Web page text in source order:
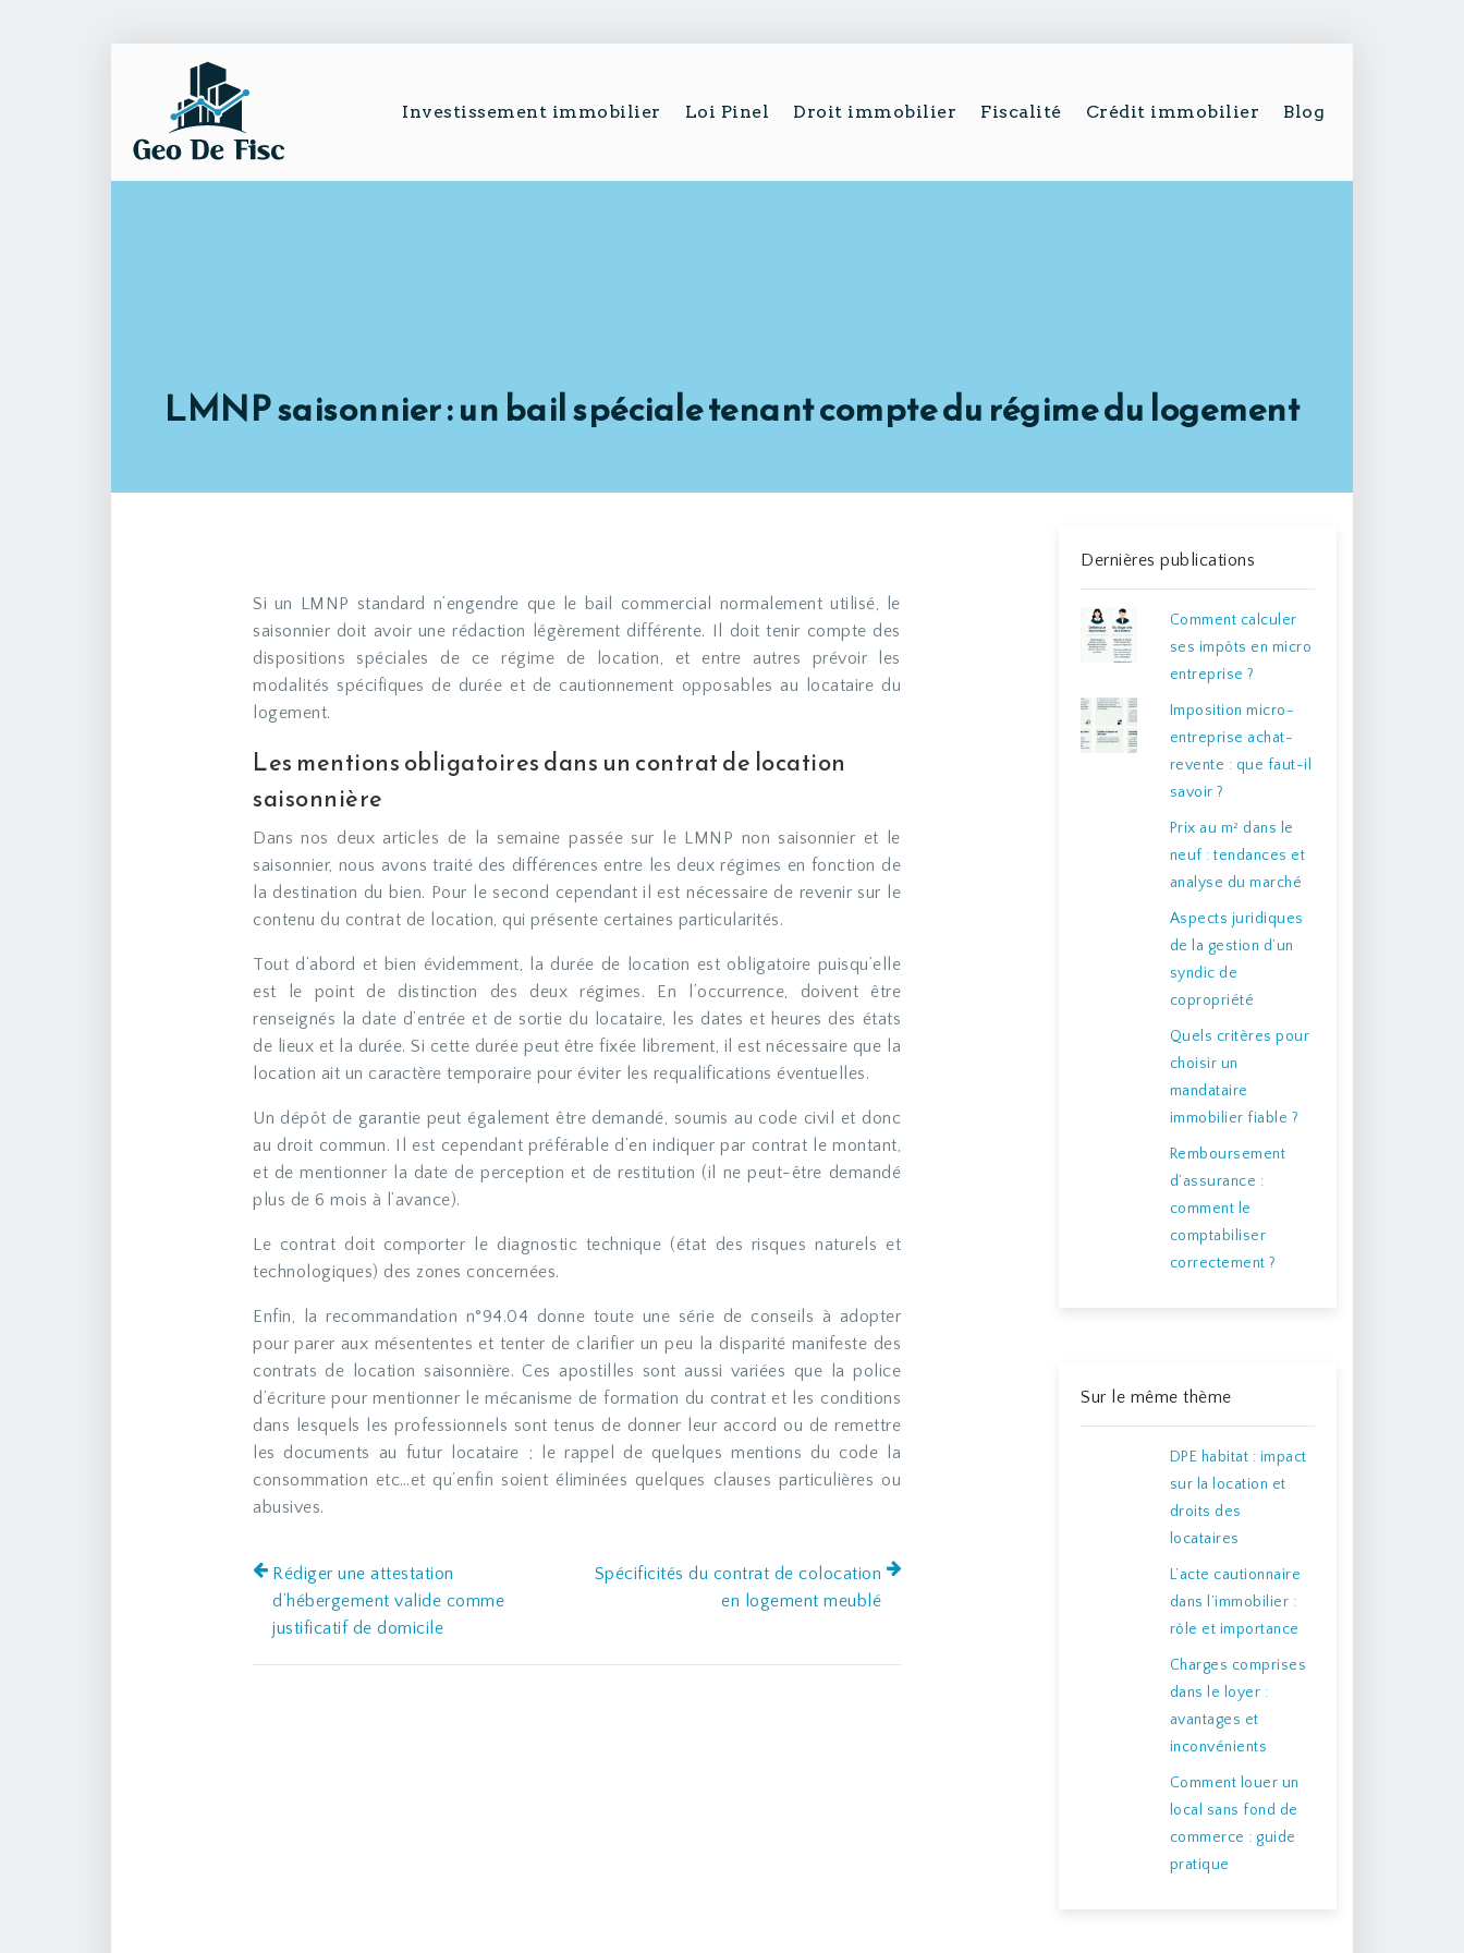
Investissement immobilier Loi Pinel Droit immobilier Fiscalité Crédit immobilier Blog
LMNP saisonnier : un bail spéciale tenant compte du régime du logement
Si un LMNP standard n’engendre que le bail commercial normalement utilisé, le
saisonnier doit avoir une rédaction légèrement différente. Il doit tenir compte des
dispositions spéciales de ce régime de location, et entre autres prévoir les
modalités spécifiques de durée et de cautionnement opposables au locataire du
logement.
Les mentions obligatoires dans un contrat de location
saisonnière
Dans nos deux articles de la semaine passée sur le LMNP non saisonnier et le
saisonnier, nous avons traité des différences entre les deux régimes en fonction de
la destination du bien. Pour le second cependant il est nécessaire de revenir sur le
contenu du contrat de location, qui présente certaines particularités.
Tout d’abord et bien évidemment, la durée de location est obligatoire puisqu’elle
est le point de distinction des deux régimes. En l’occurrence, doivent être
renseignés la date d’entrée et de sortie du locataire, les dates et heures des états
de lieux et la durée. Si cette durée peut être fixée librement, il est nécessaire que la
location ait un caractère temporaire pour éviter les requalifications éventuelles.
Un dépôt de garantie peut également être demandé, soumis au code civil et donc
au droit commun. Il est cependant préférable d’en indiquer par contrat le montant,
et de mentionner la date de perception et de restitution (il ne peut-être demandé
plus de 6 mois à l’avance).
Le contrat doit comporter le diagnostic technique (état des risques naturels et
technologiques) des zones concernées.
Enfin, la recommandation n°94.04 donne toute une série de conseils à adopter
pour parer aux mésententes et tenter de clarifier un peu la disparité manifeste des
contrats de location saisonnière. Ces apostilles sont aussi variées que la police
d’écriture pour mentionner le mécanisme de formation du contrat et les conditions
dans lesquels les professionnels sont tenus de donner leur accord ou de remettre
les documents au futur locataire ; le rappel de quelques mentions du code la
consommation etc…et qu’enfin soient éliminées quelques clauses particulières ou
abusives.
Rédiger une attestation
d’hébergement valide comme
justificatif de domicile
Spécificités du contrat de colocation
en logement meublé
Dernières publications
Comment calculer
ses impôts en micro
entreprise ?
Imposition micro-
entreprise achat-
revente : que faut-il
savoir ?
Prix au m² dans le
neuf : tendances et
analyse du marché
Aspects juridiques
de la gestion d’un
syndic de
copropriété
Quels critères pour
choisir un
mandataire
immobilier fiable ?
Remboursement
d’assurance :
comment le
comptabiliser
correctement ?
Sur le même thème
DPE habitat : impact
sur la location et
droits des
locataires
L’acte cautionnaire
dans l’immobilier :
rôle et importance
Charges comprises
dans le loyer :
avantages et
inconvénients
Comment louer un
local sans fond de
commerce : guide
pratique